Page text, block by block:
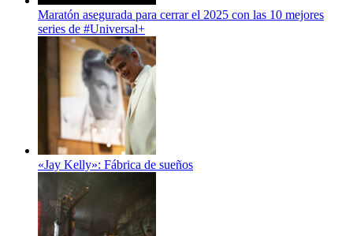
Maratón asegurada para cerrar el 2025 con las 10 mejores
series de #Universal+
«Jay Kelly»: Fábrica de sueños